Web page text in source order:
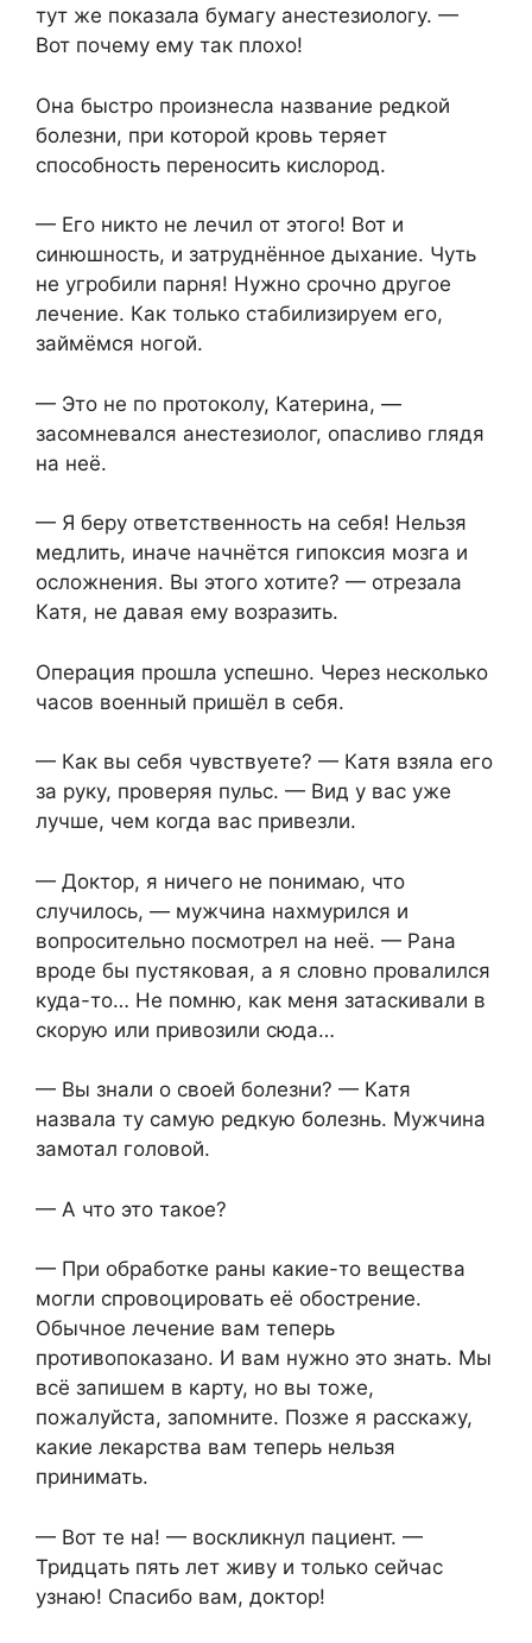
тут же показала бумагу анестезиологу. —
Вот почему ему так плохо!
Она быстро произнесла название редкой
болезни, при которой кровь теряет
способность переносить кислород.
— Его никто не лечил от этого! Вот и
синюшность, и затруднённое дыхание. Чуть
не угробили парня! Нужно срочно другое
лечение. Как только стабилизируем его,
займёмся ногой.
— Это не по протоколу, Катерина, —
засомневался анестезиолог, опасливо глядя
на неё.
— Я беру ответственность на себя! Нельзя
медлить, иначе начнётся гипоксия мозга и
осложнения. Вы этого хотите? — отрезала
Катя, не давая ему возразить.
Операция прошла успешно. Через несколько
часов военный пришёл в себя.
— Как вы себя чувствуете? — Катя взяла его
за руку, проверяя пульс. — Вид у вас уже
лучше, чем когда вас привезли.
— Доктор, я ничего не понимаю, что
случилось, — мужчина нахмурился и
вопросительно посмотрел на неё. — Рана
вроде бы пустяковая, а я словно провалился
куда-то… Не помню, как меня затаскивали в
скорую или привозили сюда…
— Вы знали о своей болезни? — Катя
назвала ту самую редкую болезнь. Мужчина
замотал головой.
— А что это такое?
— При обработке раны какие-то вещества
могли спровоцировать её обострение.
Обычное лечение вам теперь
противопоказано. И вам нужно это знать. Мы
всё запишем в карту, но вы тоже,
пожалуйста, запомните. Позже я расскажу,
какие лекарства вам теперь нельзя
принимать.
— Вот те на! — воскликнул пациент. —
Тридцать пять лет живу и только сейчас
узнаю! Спасибо вам, доктор!